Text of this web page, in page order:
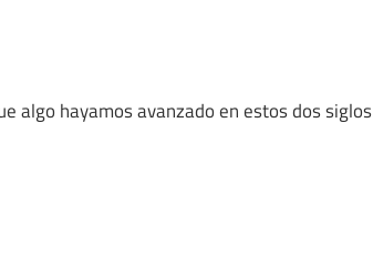
algo hayamos avanzado en estos dos siglos